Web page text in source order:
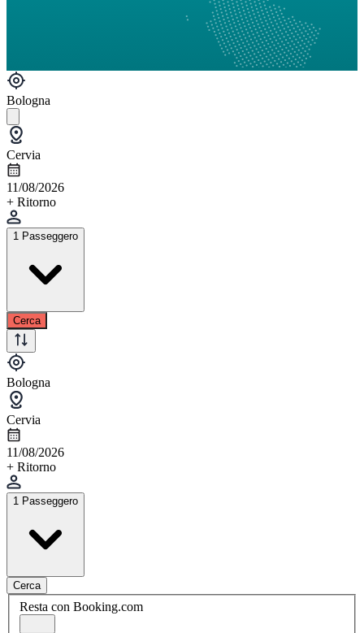
Bologna
Cervia
11/08/2026
+ Ritorno
1 Passeggero
Cerca
Bologna
Cervia
11/08/2026
+ Ritorno
1 Passeggero
Cerca
Resta con Booking.com